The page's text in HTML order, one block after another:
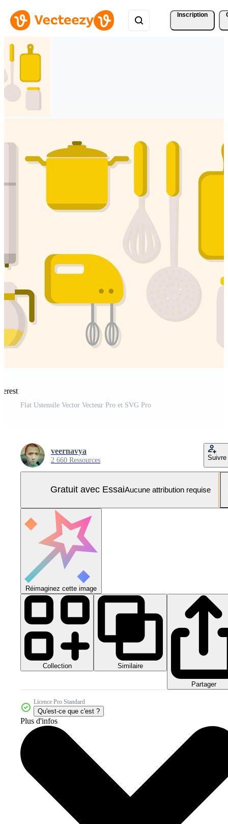
Inscription
Flat Ustensile Vector Vecteur Pro et SVG Pro
veernavya
2 660 Ressources Suivre
Gratuit avec EssaiAucune attribution requise
Réimaginez cette image
Collection Similaire
Partager
Licence Pro Standard
Qu'est-ce que c'est ?
Plus d'infos